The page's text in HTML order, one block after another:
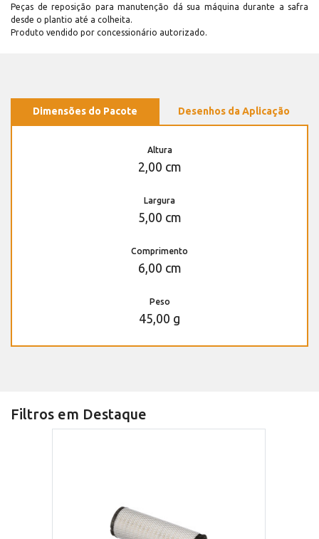
Peças de reposição para manutenção dá sua máquina durante a safra
desde o plantio até a colheita.
Produto vendido por concessionário autorizado.
Dimensões do Pacote Desenhos da Aplicação
Altura
2,00 cm
Largura
5,00 cm
Comprimento
6,00 cm
Peso
45,00 g
Filtros em Destaque